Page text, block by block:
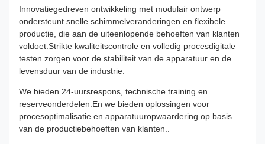
Innovatiegedreven ontwikkeling met modulair ontwerp
ondersteunt snelle schimmelveranderingen en flexibele
productie, die aan de uiteenlopende behoeften van klanten
voldoet.Strikte kwaliteitscontrole en volledig procesdigitale
testen zorgen voor de stabiliteit van de apparatuur en de
levensduur van de industrie.
We bieden 24-uursrespons, technische training en
reserveonderdelen.En we bieden oplossingen voor
procesoptimalisatie en apparatuuropwaardering op basis
van de productiebehoeften van klanten..